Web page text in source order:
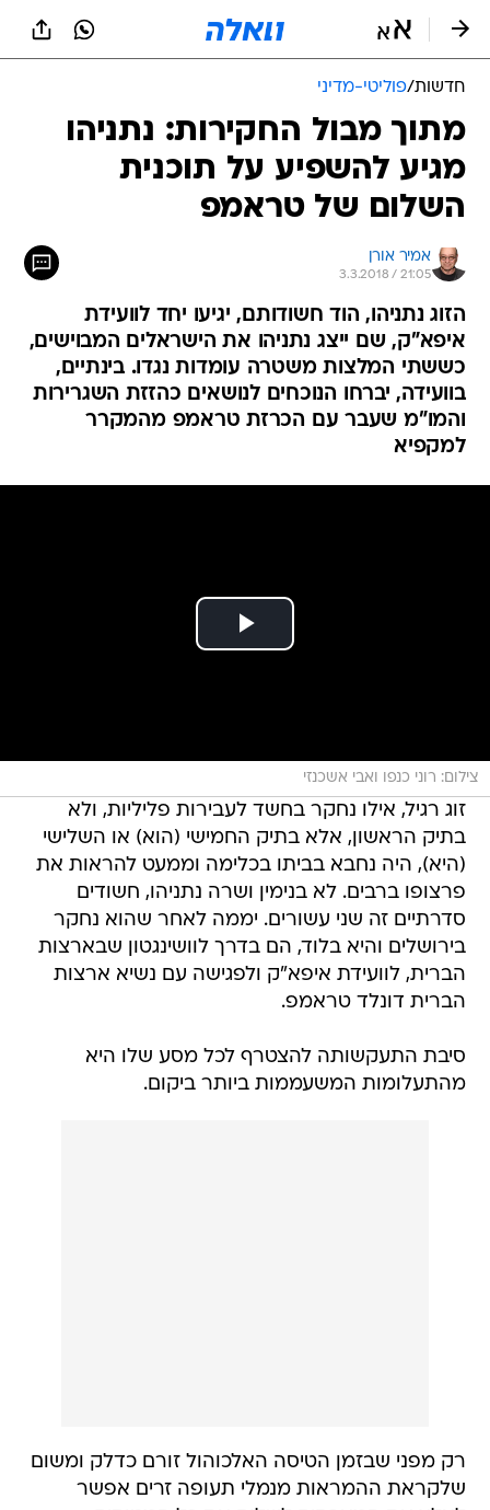
חדשות/פוליטי-מדיני
מתוך מבול החקירות: נתניהו
מגיע להשפיע על תוכנית
השלום של טראמפ
אמיר אורן
3.3.2018 / 21:05
הזוג נתניהו, הוד חשודותם, יגיעו יחד לוועידת
איפא"ק, שם ייצג נתניהו את הישראלים המבוישים,
כששתי המלצות משטרה עומדות נגדו. בינתיים,
בוועידה, יברחו הנוכחים לנושאים כהזזת השגרירות
והמו"מ שעבר עם הכרזת טראמפ מהמקרר
למקפיא
צילום: רוני כנפו ואבי אשכנזי
זוג רגיל, אילו נחקר בחשד לעבירות פליליות, ולא
בתיק הראשון, אלא בתיק החמישי (הוא) או השלישי
(היא), היה נחבא בביתו בכלימה וממעט להראות את
פרצופו ברבים. לא בנימין ושרה נתניהו, חשודים
סדרתיים זה שני עשורים. יממה לאחר שהוא נחקר
בירושלים והיא בלוד, הם בדרך לוושינגטון שבארצות
הברית, לוועידת איפא"ק ולפגישה עם נשיא ארצות
הברית דונלד טראמפ.
סיבת התעקשותה להצטרף לכל מסע שלו היא
מהתעלומות המשעממות ביותר ביקום.
רק מפני שבזמן הטיסה האלכוהול זורם כדלק ומשום
שלקראת ההמראות מנמלי תעופה זרים אפשר